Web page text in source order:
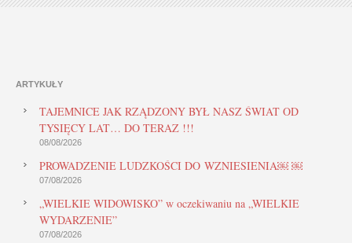
ARTYKUŁY
TAJEMNICE JAK RZĄDZONY BYŁ NASZ ŚWIAT OD
TYSIĘCY LAT… DO TERAZ !!!
08/08/2026
PROWADZENIE LUDZKOŚCI DO WZNIESIENIA￼ ￼
07/08/2026
„WIELKIE WIDOWISKO” w oczekiwaniu na „WIELKIE
WYDARZENIE”
07/08/2026